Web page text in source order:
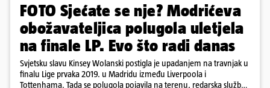
FOTO Sjećate se nje? Modrićeva
obožavateljica polugola uletjela
na finale LP. Evo što radi danas
Svjetsku slavu Kinsey Wolanski postigla je upadanjem na travnjak u
finalu Lige prvaka 2019. u Madridu između Liverpoola i
Tottenhama. Tada se polugola pojavila na terenu, redarska služba